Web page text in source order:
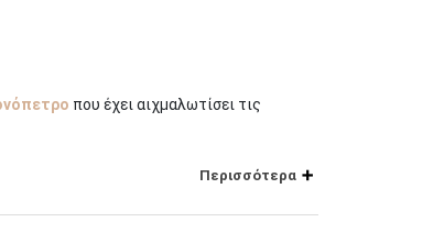
που έχει αιχμαλωτίσει τις
μιας ηλιόλουστης μέρας. Και
Περισσότερα